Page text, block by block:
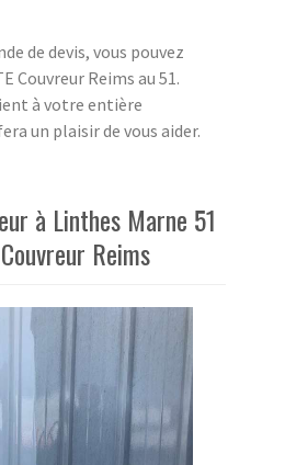
de devis, vous pouvez
Couvreur Reims au 51.
à votre entière
un plaisir de vous aider.
à Linthes Marne 51
Reims